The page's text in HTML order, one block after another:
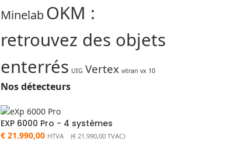
MinelabOKM :
retrouvez des objets
enterrés UIG Vertex vitran vx 10
Nos détecteurs
EXP 6000 Pro - 4 systèmes
€21.990,00 HTVA (€21.990,00TVAC)